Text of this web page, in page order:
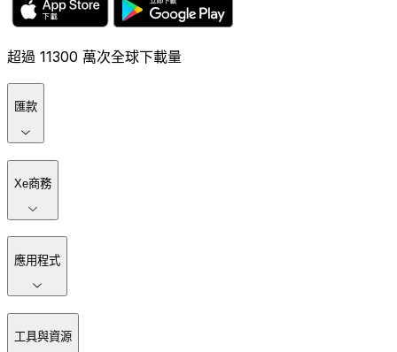
超過 11300 萬次全球下載量
匯款
Xe商務
應用程式
工具與資源